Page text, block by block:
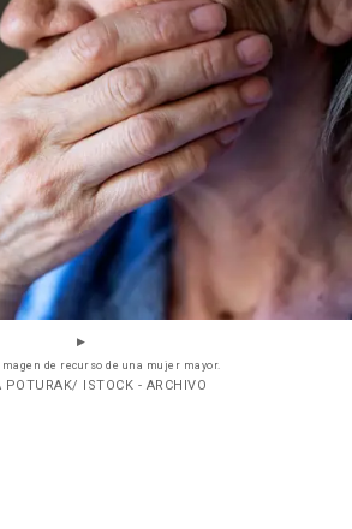
de recurso de una mujer mayor.
POTURAK/ ISTOCK - ARCHIVO